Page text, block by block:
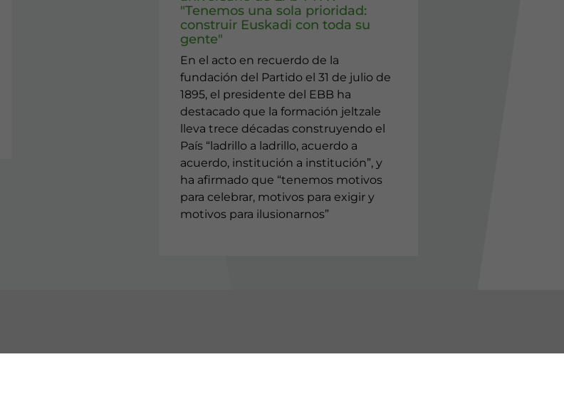
"Tenemos una sola prioridad:
construir Euskadi con toda su
gente"
En el acto en recuerdo de la
fundación del Partido el 31 de julio de
1895, el presidente del EBB ha
destacado que la formación jeltzale
lleva trece décadas construyendo el
País “ladrillo a ladrillo, acuerdo a
acuerdo, institución a institución”, y
ha afirmado que “tenemos motivos
para celebrar, motivos para exigir y
motivos para ilusionarnos”